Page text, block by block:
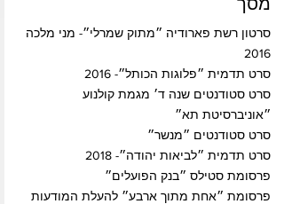
סרטון רשת פארודיה ״מתוק שמרלי״- מני מלכה
2016
סרט תדמית ״פלוגות הכותל״- 2016
סרט סטודנטים שנה ד׳ מגמת קולנוע
״אוניברסיטת תא״
סרט סטודנטים ״מנשר״
סרט תדמית ״לביאות יהודה״- 2018
פרסומת סטילס ״בנק הפועלים״
פרסומת ״אחת מתוך ארבע״ להעלת המודעות